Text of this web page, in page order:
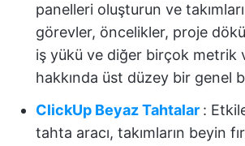
panelleri oluşturun ve
görevler, öncelikler, proje
iş yükü ve diğer birçok metrik
hakkında üst düzey bir genel
ClickUp Beyaz Tahtalar :
tahta aracı, takımların beyin